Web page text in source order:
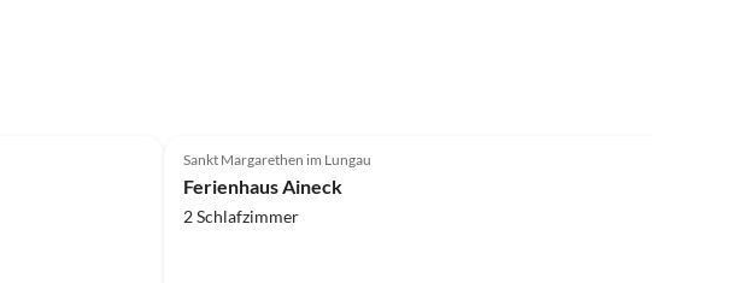
Sankt Margarethen im Lungau
Ferienhaus Aineck
2 Schlafzimmer